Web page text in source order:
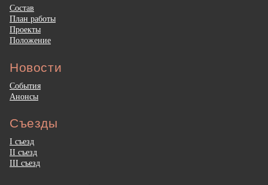
Состав
План работы
Проекты
Положение
Новости
События
Анонсы
Съезды
I съезд
II съезд
III съезд